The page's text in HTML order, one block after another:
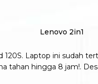
Laptop ini sudah
tahan hingga 8 jam!.